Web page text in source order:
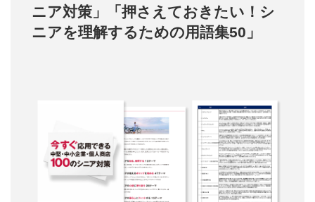
ニア対策」「押さえておきたい！シ
ニアを理解するための用語集50」